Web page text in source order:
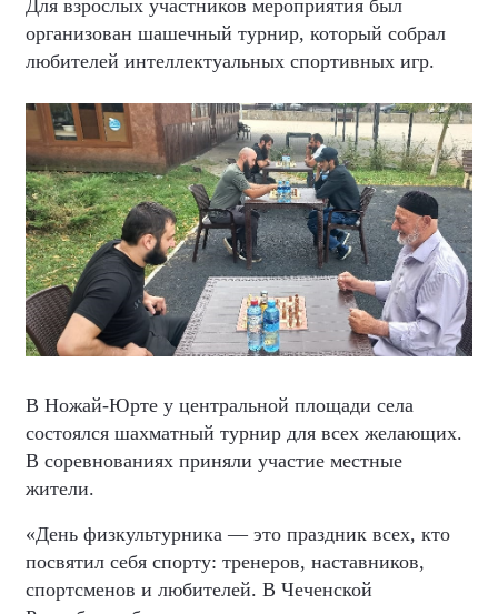
Для взрослых участников мероприятия был
организован шашечный турнир, который собрал
любителей интеллектуальных спортивных игр.
В Ножай-Юрте у центральной площади села
состоялся шахматный турнир для всех желающих.
В соревнованиях приняли участие местные
жители.
«День физкультурника — это праздник всех, кто
посвятил себя спорту: тренеров, наставников,
спортсменов и любителей. В Чеченской